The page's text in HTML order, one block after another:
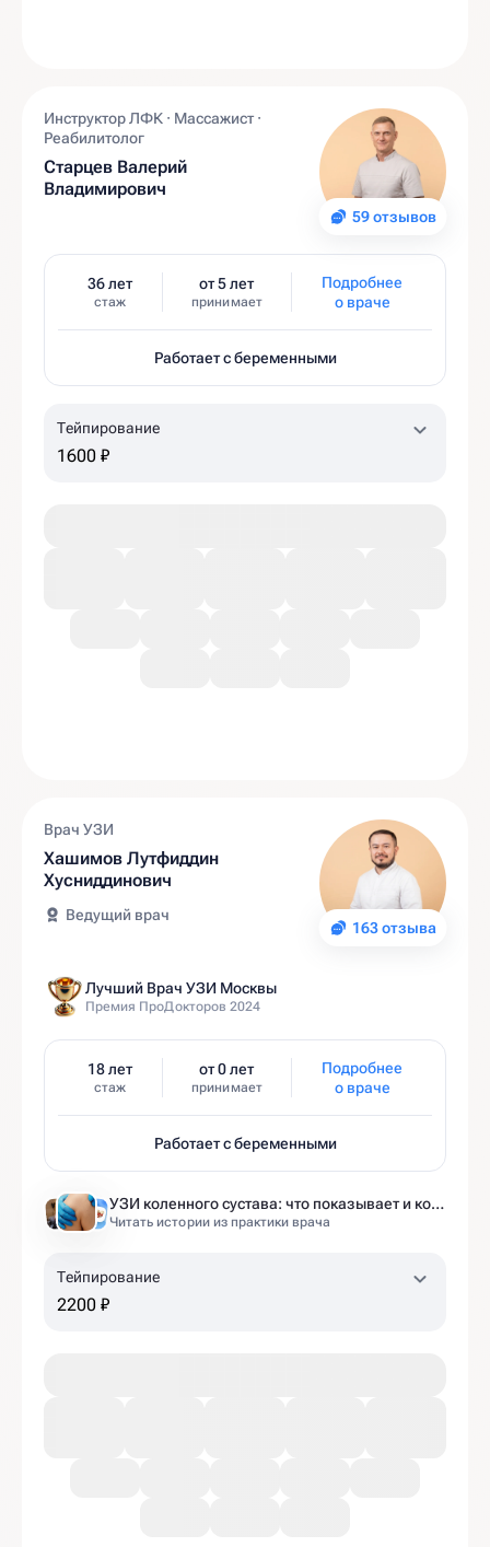
59 отзывов
Инструктор ЛФК · Массажист ·
Реабилитолог
Старцев Валерий
Владимирович
36 лет
стаж
от 5 лет
принимает
Подробнее
о враче
Работает с беременными
Тейпирование
1600 ₽
163 отзыва
Врач УЗИ
Хашимов Лутфиддин
Хусниддинович
Ведущий врач
Лучший Врач УЗИ Москвы
Премия ПроДокторов 2024
18 лет
стаж
от 0 лет
принимает
Подробнее
о враче
Работает с беременными
УЗИ коленного сустава: что показывает и когда назначают
Читать истории из практики врача
Тейпирование
2200 ₽